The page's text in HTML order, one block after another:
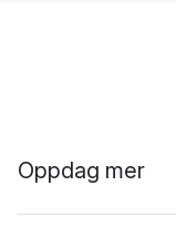
Oppdag mer